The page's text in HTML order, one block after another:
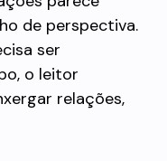
de perspectiva.
ser
o leitor
relações,